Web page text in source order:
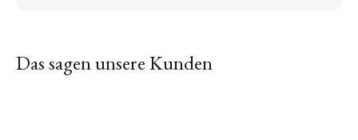
Das sagen unsere Kunden